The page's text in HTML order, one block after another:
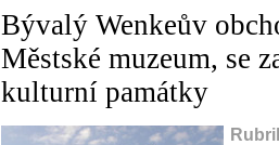
Bývalý Wenkeův
Městské muzeum, se
kulturní památky